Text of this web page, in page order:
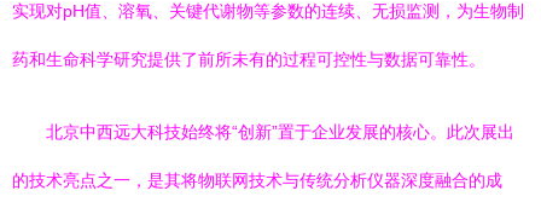
实现对pH值、溶氧、关键代谢物等参数的连续、无损监测，为生物制
药和生命科学研究提供了前所未有的过程可控性与数据可靠性。
北京中西远大科技始终将“创新”置于企业发展的核心。此次展出
的技术亮点之一，是其将物联网技术与传统分析仪器深度融合的成